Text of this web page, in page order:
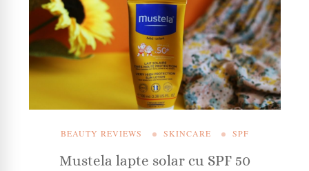
BEAUTY REVIEWS SKINCARE SPF
Mustela lapte solar cu SPF 50